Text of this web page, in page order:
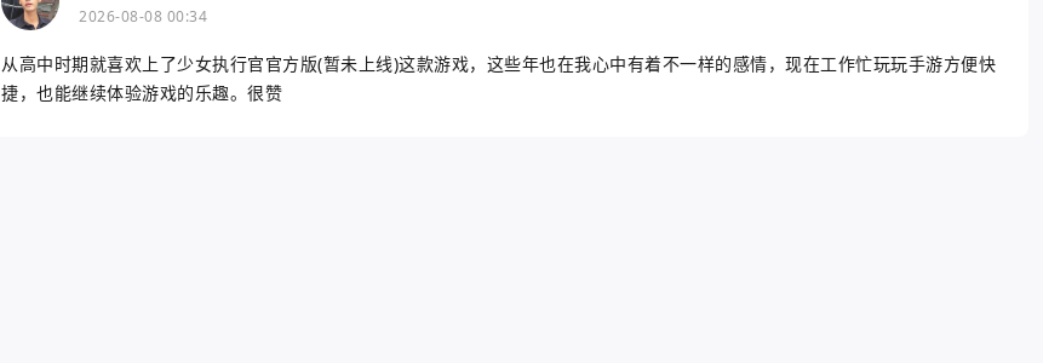
2026-08-08 00:34
从高中时期就喜欢上了少女执行官官方版(暂未上线)这款游戏，这些年也在我心中有着不一样的感情，现在工作忙玩玩手游方便快
捷，也能继续体验游戏的乐趣。很赞